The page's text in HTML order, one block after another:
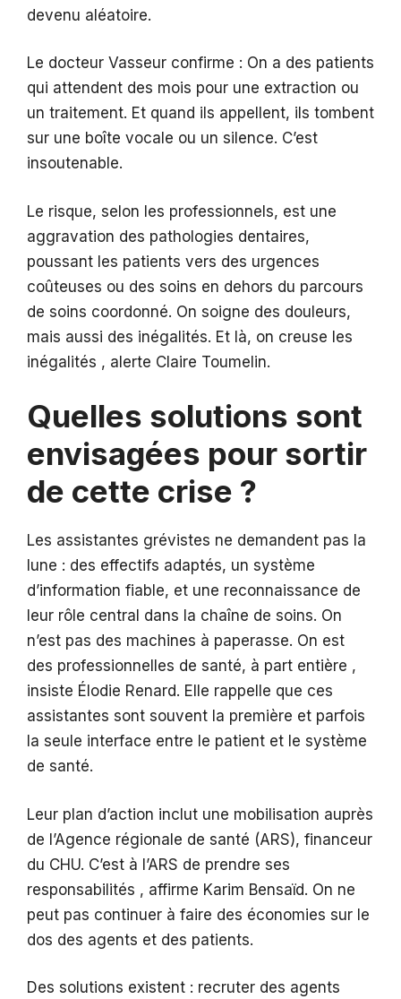
devenu aléatoire.
Le docteur Vasseur confirme : On a des patients
qui attendent des mois pour une extraction ou
un traitement. Et quand ils appellent, ils tombent
sur une boîte vocale ou un silence. C’est
insoutenable.
Le risque, selon les professionnels, est une
aggravation des pathologies dentaires,
poussant les patients vers des urgences
coûteuses ou des soins en dehors du parcours
de soins coordonné. On soigne des douleurs,
mais aussi des inégalités. Et là, on creuse les
inégalités , alerte Claire Toumelin.
Quelles solutions sont
envisagées pour sortir
de cette crise ?
Les assistantes grévistes ne demandent pas la
lune : des effectifs adaptés, un système
d’information fiable, et une reconnaissance de
leur rôle central dans la chaîne de soins. On
n’est pas des machines à paperasse. On est
des professionnelles de santé, à part entière ,
insiste Élodie Renard. Elle rappelle que ces
assistantes sont souvent la première et parfois
la seule interface entre le patient et le système
de santé.
Leur plan d’action inclut une mobilisation auprès
de l’Agence régionale de santé (ARS), financeur
du CHU. C’est à l’ARS de prendre ses
responsabilités , affirme Karim Bensaïd. On ne
peut pas continuer à faire des économies sur le
dos des agents et des patients.
Des solutions existent : recruter des agents